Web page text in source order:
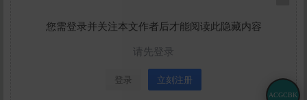
您需登录并关注本文作者后才能阅读此隐藏内容
请先登录
登录 立刻注册
ACGCBK